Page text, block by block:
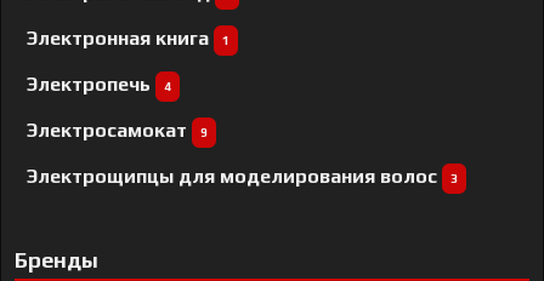
Электронная книга 1
Электропечь 4
Электросамокат 9
Электрощипцы для моделирования волос 3
Бренды